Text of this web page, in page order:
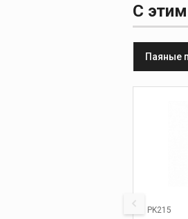
С
Паяные
PK215